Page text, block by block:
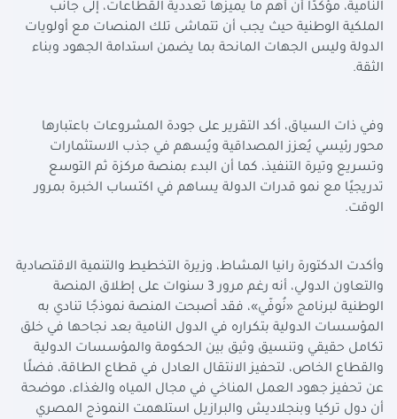
النامية، مؤكدًا أن أهم ما يميزها تعددية القطاعات، إلى جانب
الملكية الوطنية حيث يجب أن تتماشى تلك المنصات مع أولويات
الدولة وليس الجهات المانحة بما يضمن استدامة الجهود وبناء
الثقة.
وفي ذات السياق، أكد التقرير على جودة المشروعات باعتبارها
محور رئيسي يُعزز المصداقية ويُسهم في جذب الاستثمارات
وتسريع وتيرة التنفيذ، كما أن البدء بمنصة مركزة ثم التوسع
تدريجيًا مع نمو قدرات الدولة يساهم في اكتساب الخبرة بمرور
الوقت.
وأكدت الدكتورة رانيا المشاط، وزيرة التخطيط والتنمية الاقتصادية
والتعاون الدولي، أنه رغم مرور 3 سنوات على إطلاق المنصة
الوطنية لبرنامج «نُوفّي»، فقد أصبحت المنصة نموذجًا تنادي به
المؤسسات الدولية بتكراره في الدول النامية بعد نجاحها في خلق
تكامل حقيقي وتنسيق وثيق بين الحكومة والمؤسسات الدولية
والقطاع الخاص، لتحفيز الانتقال العادل في قطاع الطاقة، فضلًا
عن تحفيز جهود العمل المناخي في مجال المياه والغذاء، موضحة
أن دول تركيا وبنجلاديش والبرازيل استلهمت النموذج المصري